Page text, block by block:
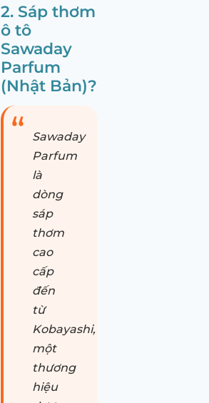
2. Sáp thơm
ô tô
Sawaday
Parfum
(Nhật Bản)?
Sawaday
Parfum
là
dòng
sáp
thơm
cao
cấp
đến
từ
Kobayashi,
một
thương
hiệu